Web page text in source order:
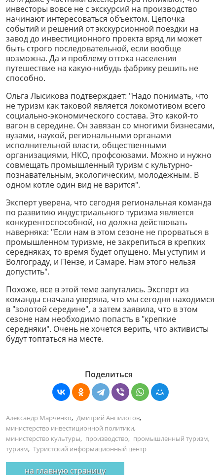
инвесторы вовсе не с экскурсий на производство
начинают интересоваться объектом. Цепочка
событий и решений от экскурсионной поездки на
завод до инвестиционного проекта вряд ли может
быть строго последовательной, если вообще
возможна. Да и проблему оттока населения
путешествие на какую-нибудь фабрику решить не
способно.
Ольга Лысикова подтверждает: "Надо понимать, что
не туризм как таковой является локомотивом всего
социально-экономического состава. Это какой-то
вагон в середине. Он завязан со многими бизнесами,
вузами, наукой, региональными органами
исполнительной власти, общественными
организациями, НКО, профсоюзами. Можно и нужно
совмещать промышленный туризм с культурно-
познавательным, экологическим, молодежным. В
одном котле один вид не варится".
Эксперт уверена, что сегодня региональная команда
по развитию индустриального туризма является
конкурентоспособной, но должна действовать
наверняка: "Если нам в этом сезоне не прорваться в
промышленном туризме, не закрепиться в крепких
середняках, то время будет опущено. Мы уступим и
Волгограду, и Пензе, и Самаре. Нам этого нельзя
допустить".
Похоже, все в этой теме запутались. Эксперт из
команды сначала уверяла, что мы сегодня находимся
в "золотой середине", а затем заявила, что в этом
сезоне нам необходимо попасть в "крепкие
середняки". Очень не хочется верить, что активисты
будут топтаться на месте.
Поделиться
Александр Марченко, Дмитрий Анпилогов,
министерство инвестиционной политики,
министерство культуры, производство, промышленный туризм,
туризм, Туристский информационный центр
на главную страницу